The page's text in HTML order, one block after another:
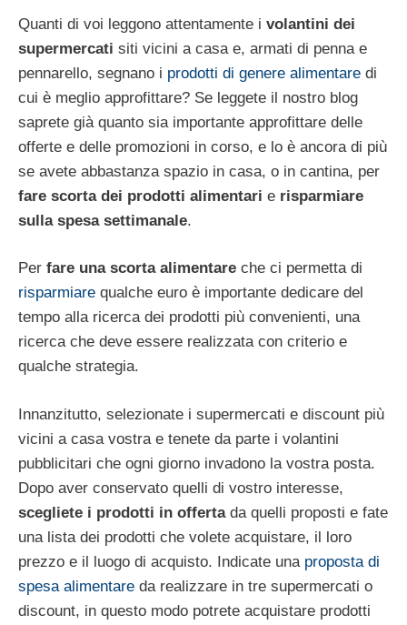
Quanti di voi leggono attentamente i volantini dei
supermercati siti vicini a casa e, armati di penna e
pennarello, segnano i prodotti di genere alimentare di
cui è meglio approfittare? Se leggete il nostro blog
saprete già quanto sia importante approfittare delle
offerte e delle promozioni in corso, e lo è ancora di più
se avete abbastanza spazio in casa, o in cantina, per
fare scorta dei prodotti alimentari e risparmiare
sulla spesa settimanale.
Per fare una scorta alimentare che ci permetta di
risparmiare qualche euro è importante dedicare del
tempo alla ricerca dei prodotti più convenienti, una
ricerca che deve essere realizzata con criterio e
qualche strategia.
Innanzitutto, selezionate i supermercati e discount più
vicini a casa vostra e tenete da parte i volantini
pubblicitari che ogni giorno invadono la vostra posta.
Dopo aver conservato quelli di vostro interesse,
scegliete i prodotti in offertada quelli proposti e fate
una lista dei prodotti che volete acquistare, il loro
prezzo e il luogo di acquisto. Indicate una proposta di
spesa alimentare da realizzare in tre supermercati o
discount, in questo modo potrete acquistare prodotti